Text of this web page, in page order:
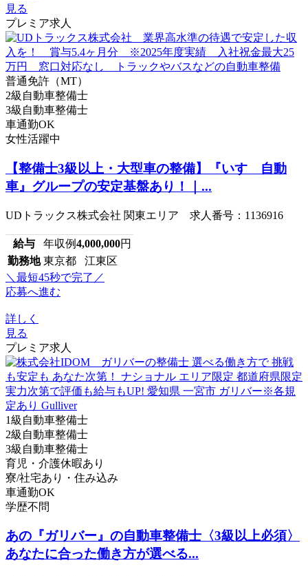
見る
プレミア求人
普通免許（MT）
2級自動車整備士
3級自動車整備士
車通勤OK
女性活躍中
【整備士3級以上・大型車の整備】『いすゞ自動
車』グループの安定基盤あり！｜...
UDトラックス株式会社 関東エリア 求人番号：1136916
給与 年収例4,000,000円
勤務地 東京都 江東区
＼最短45秒で完了／
応募へ進む
詳しく
見る
プレミア求人
1級自動車整備士
2級自動車整備士
3級自動車整備士
育児・介護休暇あり
寮/社宅あり・住み込み
車通勤OK
学歴不問
あの『ガリバー』の自動車整備士〈3級以上必須〉
あなたに合った働き方が選べる...